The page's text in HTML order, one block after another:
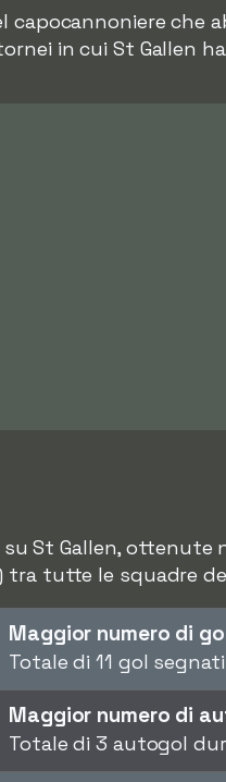
che
in cui St Gallen
St Gallen,
tra tutte le squadre
Maggior numero di
Totale di 11 gol
Maggior numero di
Totale di 3 autogol